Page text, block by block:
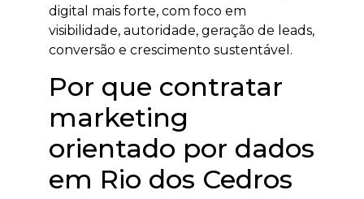
digital mais forte, com foco em
visibilidade, autoridade, geração de leads,
conversão e crescimento sustentável.
Por que contratar
marketing
orientado por dados
em Rio dos Cedros